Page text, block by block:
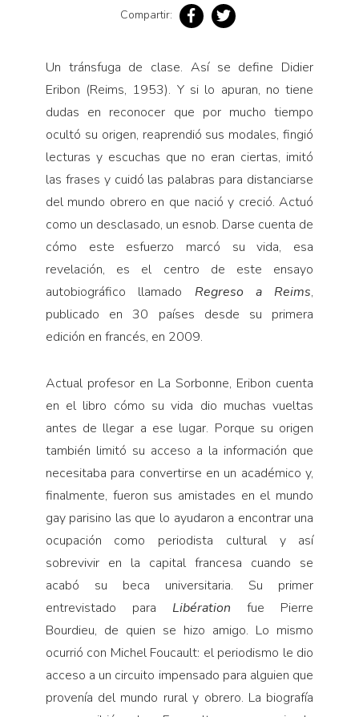
Política
Relecturas
Sociedad
Turismo accidental
Vidas paralelas
Voces y lecturas
Compartir:
Un tránsfuga de clase. Así se define Didier
Eribon (Reims, 1953). Y si lo apuran, no tiene
dudas en reconocer que por mucho tiempo
ocultó su origen, reaprendió sus modales, fingió
lecturas y escuchas que no eran ciertas, imitó
las frases y cuidó las palabras para distanciarse
del mundo obrero en que nació y creció. Actuó
como un desclasado, un esnob. Darse cuenta de
cómo este esfuerzo marcó su vida, esa
revelación, es el centro de este ensayo
autobiográfico llamado Regreso a Reims,
publicado en 30 países desde su primera
edición en francés, en 2009.
Actual profesor en La Sorbonne, Eribon cuenta
en el libro cómo su vida dio muchas vueltas
antes de llegar a ese lugar. Porque su origen
también limitó su acceso a la información que
necesitaba para convertirse en un académico y,
finalmente, fueron sus amistades en el mundo
gay parisino las que lo ayudaron a encontrar una
ocupación como periodista cultural y así
sobrevivir en la capital francesa cuando se
acabó su beca universitaria. Su primer
entrevistado para Libérationfue Pierre
Bourdieu, de quien se hizo amigo. Lo mismo
ocurrió con Michel Foucault: el periodismo le dio
acceso a un circuito impensado para alguien que
provenía del mundo rural y obrero. La biografía